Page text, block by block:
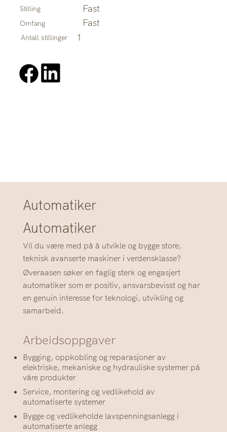
Stilling Fast
Omfang Fast
Antall stillinger 1
Automatiker
Automatiker
Vil du være med på å utvikle og bygge store,
teknisk avanserte maskiner i verdensklasse?
Øveraasen søker en faglig sterk og engasjert
automatiker som er positiv, ansvarsbevisst og har
en genuin interesse for teknologi, utvikling og
samarbeid.
Arbeidsoppgaver
Bygging, oppkobling og reparasjoner av
elektriske, mekaniske og hydrauliske systemer på
våre produkter
Service, montering og vedlikehold av
automatiserte systemer
Bygge og vedlikeholde lavspenningsanlegg i
automatiserte anlegg